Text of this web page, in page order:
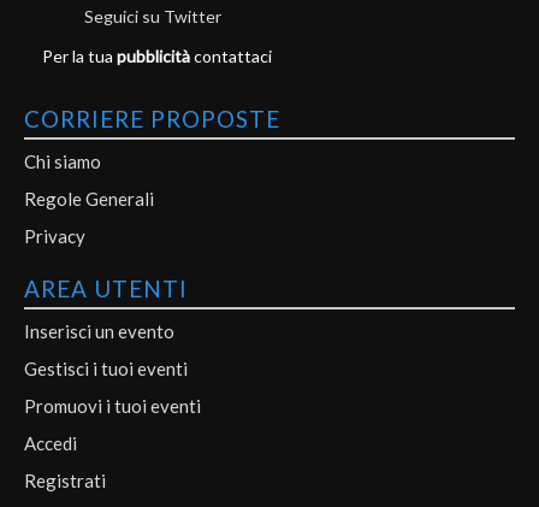
Seguici su Twitter
Per la tua pubblicitàcontattaci
CORRIERE PROPOSTE
Chi siamo
Regole Generali
Privacy
AREA UTENTI
Inserisci un evento
Gestisci i tuoi eventi
Promuovi i tuoi eventi
Accedi
Registrati